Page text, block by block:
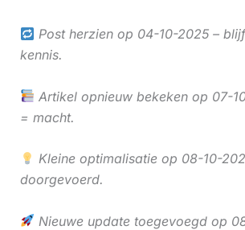
Post herzien op 04-10-2025 –
kennis.
Artikel opnieuw bekeken op 07-
= macht.
Kleine optimalisatie op 08-10-
doorgevoerd.
Nieuwe update toegevoegd op